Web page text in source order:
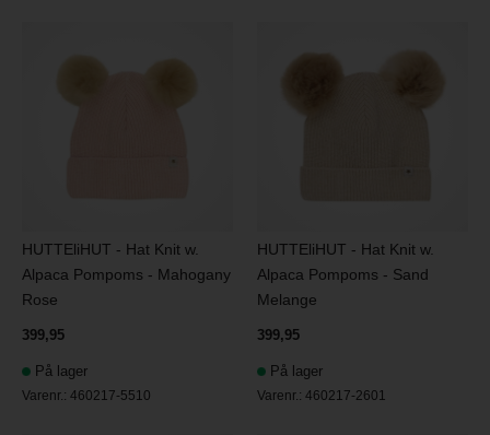
HUTTEliHUT - Hat Knit w.
Alpaca Pompoms - Mahogany
Rose
399,95
På lager
Varenr.:460217-5510
HUTTEliHUT - Hat Knit w.
Alpaca Pompoms - Sand
Melange
399,95
På lager
Varenr.:460217-2601